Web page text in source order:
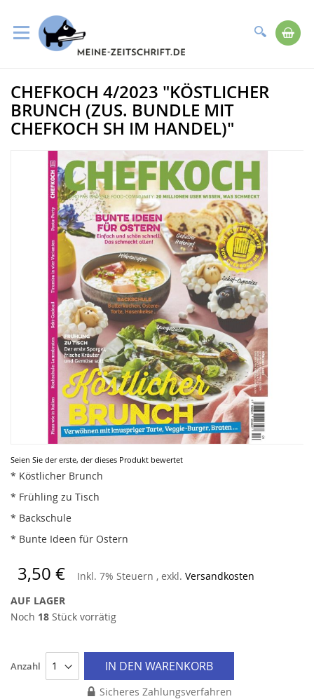
Suche
zum
Inhalt
Seien Sie der erste, der dieses Produkt bewertet
* Köstlicher Brunch
* Frühling zu Tisch
* Backschule
* Bunte Ideen für Ostern
3,50 € Inkl. 7% Steuern , exkl. Versandkosten
AUF LAGER
Noch 18 Stück vorrätig
Anzahl IN DEN WARENKORB
Sicheres Zahlungsverfahren
Zum
Ende
der
Bildergalerie
CHEFKOCH 4/2023 "KÖSTLICHER
BRUNCH (ZUS. BUNDLE MIT
CHEFKOCH SH IM HANDEL)"
Zum
Anfang
Bildergalerie
springen